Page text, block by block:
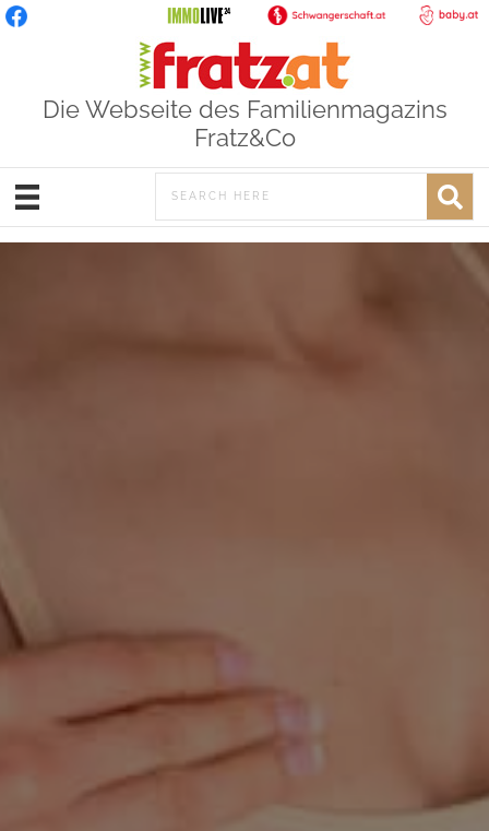
Die Webseite des Familienmagazins
Fratz&Co